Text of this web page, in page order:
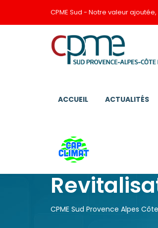
CPME Sud - Notre valeur
ACCUEIL ACTUALITÉS
CPME Sud Provence Alpes